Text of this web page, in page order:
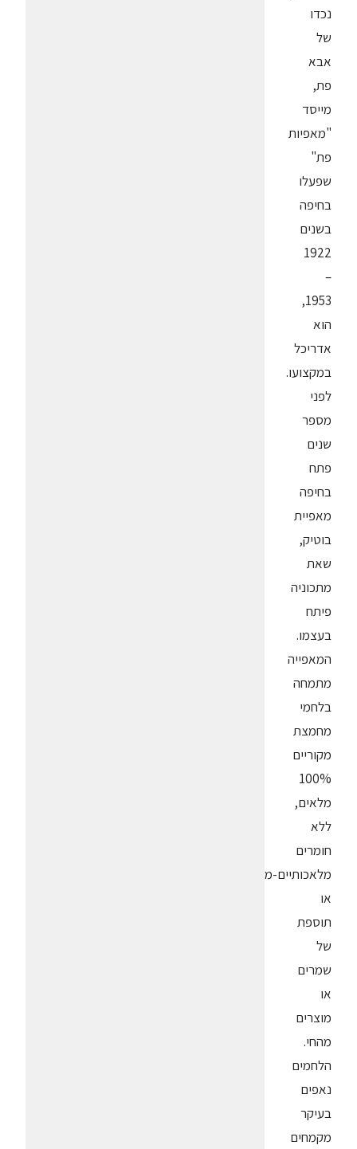
נכדו
של
אבא
פת,
מייסד
"מאפיות
פת"
שפעלו
בחיפה
בשנים
1922
–
1953,
הוא
אדריכל
במקצועו.
לפני
מספר
שנים
פתח
בחיפה
מאפיית
בוטיק,
שאת
מתכוניה
פיתח
בעצמו.
המאפייה
מתמחה
בלחמי
מחמצת
מקוריים
100%
מלאים,
ללא
חומרים
מלאכותיים-משמרים-מלאכותיים-תעשייתיים
או
תוספת
של
שמרים
או
מוצרים
מהחי.
הלחמים
נאפים
בעיקר
מקמחים